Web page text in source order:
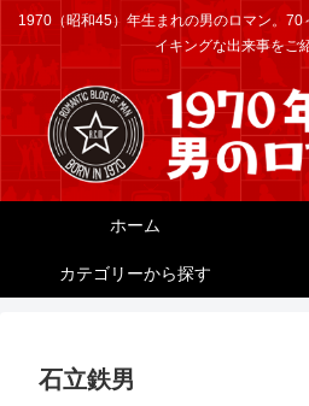
1970（昭和45）年生まれの男のロマン。70
イキングな出来事をご
ホーム
カテゴリーから探す
石立鉄男